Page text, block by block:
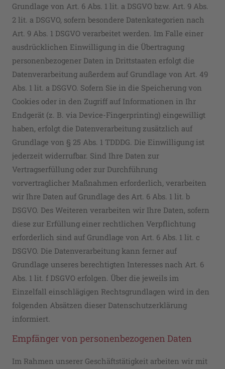
Grundlage von Art. 6 Abs. 1 lit. a DSGVO bzw. Art. 9 Abs.
2 lit. a DSGVO, sofern besondere Datenkategorien nach
Art. 9 Abs. 1 DSGVO verarbeitet werden. Im Falle einer
ausdrücklichen Einwilligung in die Übertragung
personenbezogener Daten in Drittstaaten erfolgt die
Datenverarbeitung außerdem auf Grundlage von Art. 49
Abs. 1 lit. a DSGVO. Sofern Sie in die Speicherung von
Cookies oder in den Zugriff auf Informationen in Ihr
Endgerät (z. B. via Device-Fingerprinting) eingewilligt
haben, erfolgt die Datenverarbeitung zusätzlich auf
Grundlage von § 25 Abs. 1 TDDDG. Die Einwilligung ist
jederzeit widerrufbar. Sind Ihre Daten zur
Vertragserfüllung oder zur Durchführung
vorvertraglicher Maßnahmen erforderlich, verarbeiten
wir Ihre Daten auf Grundlage des Art. 6 Abs. 1 lit. b
DSGVO. Des Weiteren verarbeiten wir Ihre Daten, sofern
diese zur Erfüllung einer rechtlichen Verpflichtung
erforderlich sind auf Grundlage von Art. 6 Abs. 1 lit. c
DSGVO. Die Datenverarbeitung kann ferner auf
Grundlage unseres berechtigten Interesses nach Art. 6
Abs. 1 lit. f DSGVO erfolgen. Über die jeweils im
Einzelfall einschlägigen Rechtsgrundlagen wird in den
folgenden Absätzen dieser Datenschutzerklärung
informiert.
Empfänger von personenbezogenen Daten
Im Rahmen unserer Geschäftstätigkeit arbeiten wir mit